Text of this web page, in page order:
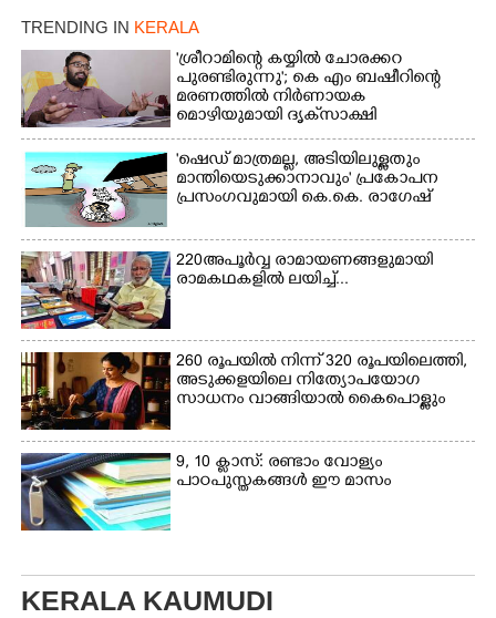
TRENDING IN KERALA
'ശ്രീറാമിന്റെ കയ്യിൽ ചോരക്കറ
പുരണ്ടിരുന്നു'; കെ എം ബഷീറിന്റെ
മരണത്തിൽ നിർണായക
മൊഴിയുമായി ദൃക്‌സാക്ഷി
'ഷെഡ് മാത്രമല്ല, അടിയിലുള്ളതും
മാന്തിയെടുക്കാനാവും' പ്രകോപന
പ്രസംഗവുമായി കെ.കെ. രാഗേഷ്
220 അപൂർവ്വ രാമായണങ്ങളുമായി
രാമകഥകളിൽ ലയിച്ച്...
260 രൂപയിൽ നിന്ന് 320 രൂപയിലെത്തി,
അടുക്കളയിലെ നിത്യോപയോഗ
സാധനം വാങ്ങിയാൽ കൈപൊള്ളും
9, 10 ക്ലാസ്: രണ്ടാം വോള്യം
പാഠപുസ്തകങ്ങൾ ഈ മാസം
KERALA KAUMUDI